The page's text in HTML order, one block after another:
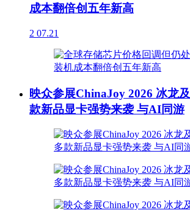
成本翻倍创五年新高
2 07.21
映众参展ChinaJoy 2026 冰龙
款新品显卡强势来袭 与AI同游